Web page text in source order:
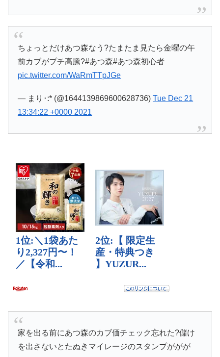
ちょっとだけあつ森なう?たまたま見たら金曜の午
前カブがプチ高騰?#あつ森#あつ森初心者
pic.twitter.com/WaRmTTpJGe
— まり･:* (@1644139869600628736)Tue Dec 21
13:34:22 +0000 2021
家を出る前にあつ森のカブ価チェック忘れた?儲け
を出さないとたぬきマイレージのスタンプががが